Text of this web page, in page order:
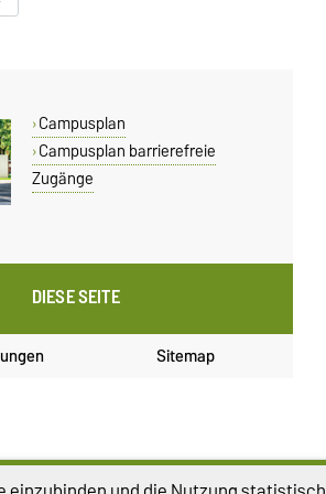
Campusplan
Campusplan barrierefreie
Zugänge
DIESE SEITE
Sitemap